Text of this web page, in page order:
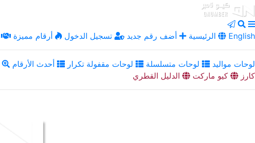
الرئيسية أضف رقم جديد تسجيل الدخول أرقام مميزة English
لوحات مواليد لوحات متسلسلة لوحات مقفولة تكرار أحدث الأرقام
كارز
كيو ماركت الدليل القطري